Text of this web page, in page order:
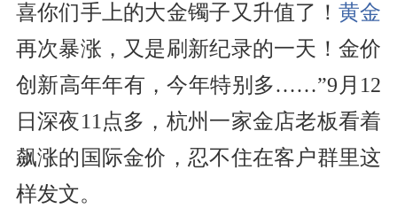
喜你们手上的大金镯子又升值了！ 黄金
再次暴涨，又是刷新纪录的一天！金价
创新高年年有，今年特别多……”9月12
日深夜11点多，杭州一家金店老板看着
飙涨的国际金价，忍不住在客户群里这
样发文。